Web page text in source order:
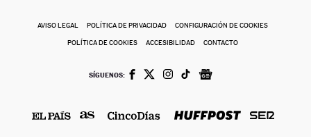
AVISO LEGAL POLÍTICA DE PRIVACIDAD CONFIGURACIÓN DE COOKIES
POLÍTICA DE COOKIES ACCESIBILIDAD CONTACTO
SÍGUENOS: